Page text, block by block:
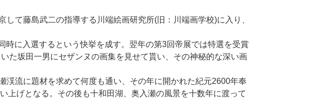
て藤島武二の指導する川端絵画研究所(旧：川端画学校)に入り、
に入選するという快挙を成す。翌年の第3回帝展では特選を受賞
た坂田一男にセザンヌの画集を見せて貰い、その神秘的な深い画
流に題材を求めて何度も通い、その年に開かれた紀元2600年奉
上げとなる。その後も十和田湖、奥入瀬の風景を十数年に渡って